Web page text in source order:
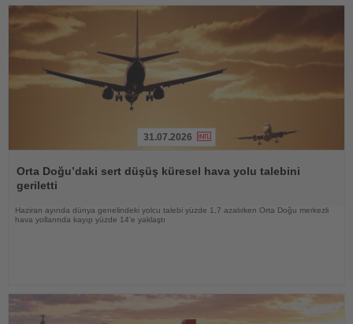
Oku
31.07.2026
Orta Doğu’daki sert düşüş küresel hava yolu talebini
geriletti
Haziran ayında dünya genelindeki yolcu talebi yüzde 1,7 azalırken Orta Doğu merkezli
hava yollarında kayıp yüzde 14’e yaklaştı